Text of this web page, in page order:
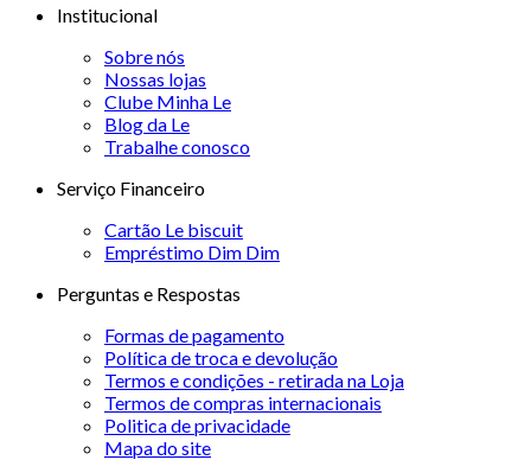
Institucional
Sobre nós
Nossas lojas
Clube Minha Le
Blog da Le
Trabalhe conosco
Serviço Financeiro
Cartão Le biscuit
Empréstimo Dim Dim
Perguntas e Respostas
Formas de pagamento
Política de troca e devolução
Termos e condições - retirada na Loja
Termos de compras internacionais
Politica de privacidade
Mapa do site